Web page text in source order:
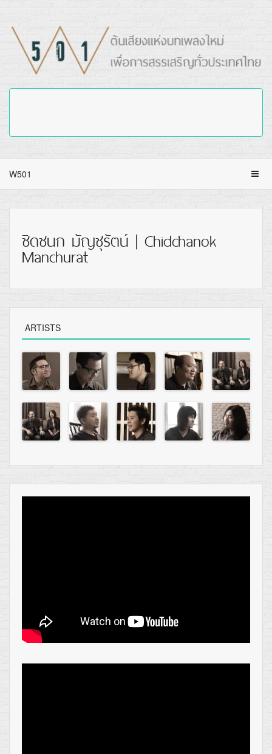
W501
ชิดชนก มัญชุรัตน์ | Chidchanok
Manchurat
ARTISTS